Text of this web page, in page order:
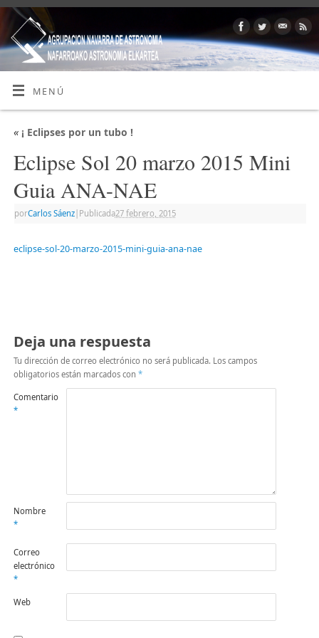
MENÚ
«¡ Eclipses por un tubo !
Eclipse Sol 20 marzo 2015 Mini
Guia ANA-NAE
porCarlos Sáenz| Publicada27 febrero, 2015
eclipse-sol-20-marzo-2015-mini-guia-ana-nae
Deja una respuesta
Tu dirección de correo electrónico no será publicada. Los campos
obligatorios están marcados con *
Comentario
*
Nombre
*
Correo
electrónico
*
Web